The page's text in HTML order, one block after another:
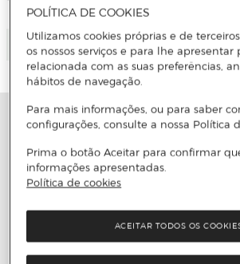
Adicionar
POLÍTICA DE COOKIES
Utilizamos cookies próprias e de
os nossos serviços e para lhe apresentar
relacionada com as suas preferências,
hábitos de navegação.
Para mais informações, ou para saber
configurações, consulte a nossa Política
Prima o botão Aceitar para confirmar
informações apresentadas.
Política de cookies
ACEITAR TODOS OS